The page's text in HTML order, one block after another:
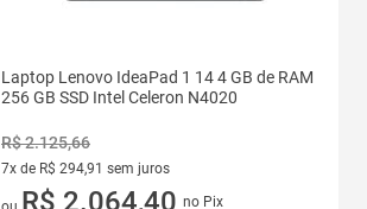
Laptop Lenovo IdeaPad 1 14 4 GB de RAM
256 GB SSD Intel Celeron N4020
R$ 2.125,66
7x de R$ 294,91 sem juros
7 vez de R$ 294,91 sem juros
R$ 2.064,40 no Pix